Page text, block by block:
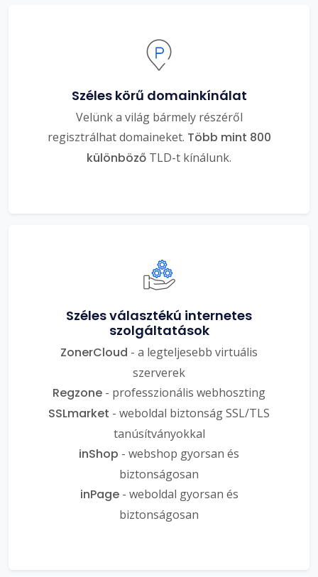
Széles körű domainkínálat
Velünk a világ bármely részéről
regisztrálhat domaineket. Több mint 800
különböző TLD-t kínálunk.
Széles választékú internetes
szolgáltatások
ZonerCloud - a legteljesebb virtuális
szerverek
Regzone - professzionális webhoszting
SSLmarket - weboldal biztonság SSL/TLS
tanúsítványokkal
inShop - webshop gyorsan és
biztonságosan
inPage- weboldal gyorsan és
biztonságosan